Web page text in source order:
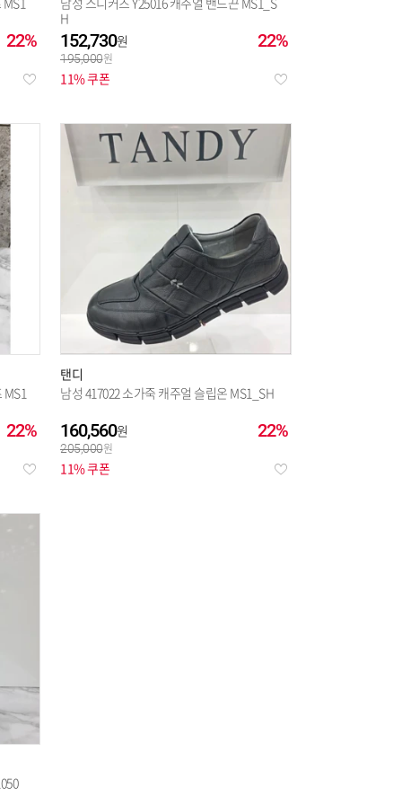
22%
H
22%
152,730
195,000
11% 쿠폰
22%
탠디
남성 417022 소가죽 캐주얼 슬립온 MS1_SH
22%
160,560
205,000
11% 쿠폰